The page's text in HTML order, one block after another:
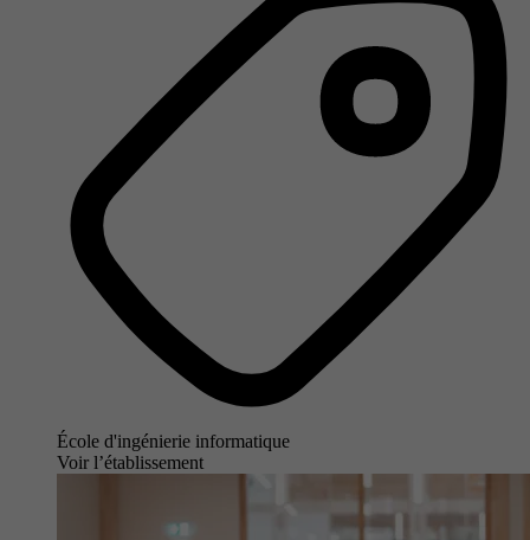
École d'ingénierie informatique
Voir l’établissement